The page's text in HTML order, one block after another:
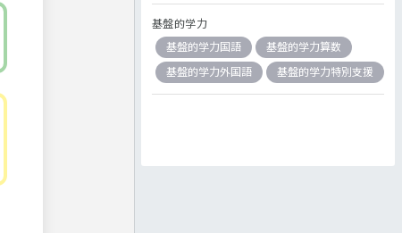
基盤的学力
基盤的学力国語
基盤的学力算数
基盤的学力外国語
基盤的学力特別支援